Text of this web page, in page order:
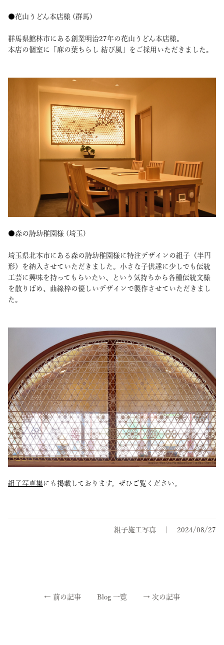
●花山うどん本店様 (群馬)
群馬県館林市にある創業明治27年の花山うどん本店様。
本店の個室に「麻の葉ちらし 結び風」をご採用いただきました。
●森の詩幼稚園様 (埼玉)
埼玉県北本市にある森の詩幼稚園様に特注デザインの組子（半円
形）を納入させていただきました。小さな子供達に少しでも伝統
工芸に興味を持ってもらいたい、という気持ちから各種伝統文様
を散りばめ、曲線枠の優しいデザインで製作させていただきまし
た。
組子写真集 にも掲載しております。ぜひご覧ください。
組子施工写真 2024/08/27
← 前の記事 Blog 一覧 → 次の記事